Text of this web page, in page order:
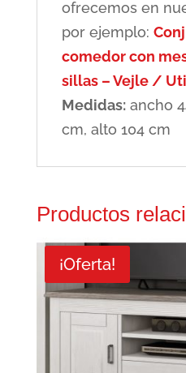
ofrecemos en
por ejemplo:
comedor con
sillas – Vejle /
Medidas:ancho
cm, alto 104 cm
Productos
¡Oferta!